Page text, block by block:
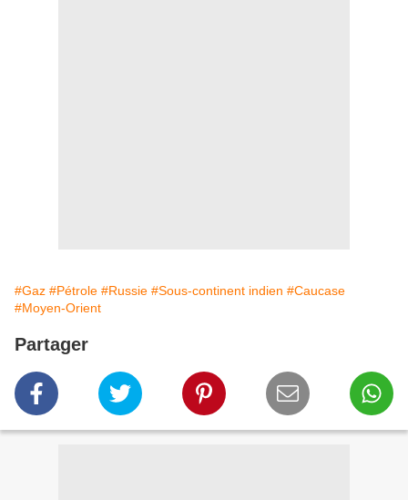
#Gaz #Pétrole #Russie #Sous-continent indien #Caucase
#Moyen-Orient
Partager